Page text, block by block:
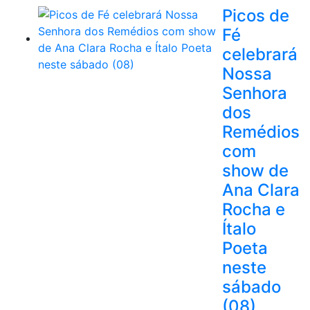
Picos de
Fé
celebrará
Nossa
Senhora
dos
Remédios
com
show de
Ana Clara
Rocha e
Ítalo
Poeta
neste
sábado
(08)